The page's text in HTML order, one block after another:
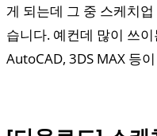
게 되는데 그 중 스케치
습니다. 예컨데 많이 쓰
AutoCAD, 3DS MAX 등